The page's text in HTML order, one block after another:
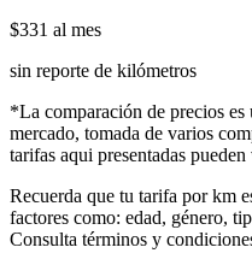
$331 al mes
sin reporte de kilómetros
*La comparación de precios es
mercado, tomada de varios
tarifas aqui presentadas pueden
Recuerda que tu tarifa por km
factores como: edad, género,
Consulta términos y